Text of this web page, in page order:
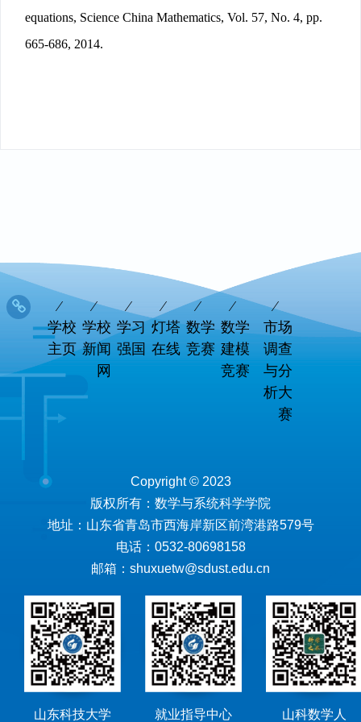
equations, Science China Mathematics, Vol. 57, No. 4, pp.
665-686, 2014.
学校
主页
学校
新闻
网
学习
强国
灯塔
在线
数学
竞赛
数学
建模
竞赛
市场
调查
与分
析大
赛
Copyright © 2023
版权所有：数学与系统科学学院
地址：山东省青岛市西海岸新区前湾港路579号
电话：0532-80698158
邮箱：shuxuetw@sdust.edu.cn
山东科技大学 就业指导中心 山科数学人